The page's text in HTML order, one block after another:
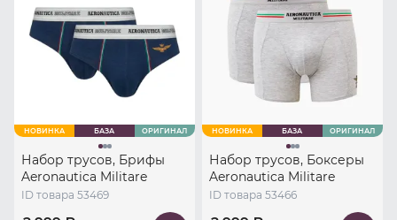
НОВИНКА БАЗА ОРИГИНАЛ
Набор трусов, Брифы
Aeronautica Militare
ID товара 53469
НОВИНКА БАЗА ОРИГИНАЛ
Набор трусов, Боксеры
Aeronautica Militare
ID товара 53466